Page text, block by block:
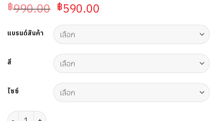
฿990.00 Original
was:
฿990.00.
฿590.00
฿590.00.
แบรนด์สินค้า
สี
ไซซ์
จำนวน เสื้อชั้นใน แบรนด์ BSC รุ่น BB1432 ชิ้น